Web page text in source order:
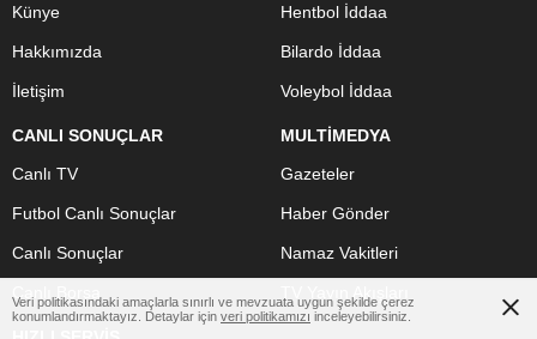
Künye
Hakkımızda
İletişim
Hentbol İddaa
Bilardo İddaa
Voleybol İddaa
CANLI SONUÇLAR
Canlı TV
Futbol Canlı Sonuçlar
Canlı Sonuçlar
MULTİMEDYA
Gazeteler
Haber Gönder
Namaz Vakitleri
Veri politikasındaki amaçlarla sınırlı ve mevzuata uygun şekilde çerez
konumlandırmaktayız. Detaylar için veri politikamızı inceleyebilirsiniz.